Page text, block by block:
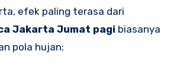
efek paling terasa dari
Jakarta Jumat pagi biasanya
pola hujan: